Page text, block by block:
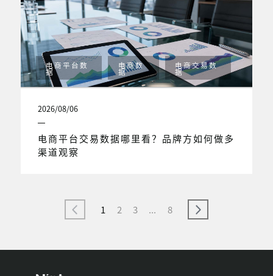
电商平台数
据
电商数
据
电商交易数
据
2026/08/06
电商平台交易数据哪里看？品牌方如何做多
渠道观察
1 2 3 ... 8